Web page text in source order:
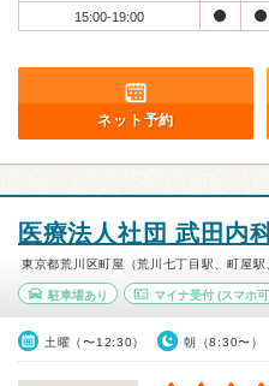
15:00-19:00
ネット予約
医療法人社団 武田内
東京都荒川区町屋（荒川七丁目駅、町屋駅
駐車場あり マイナ受付(スマホ
土曜（〜12:30） 朝（8:30〜）